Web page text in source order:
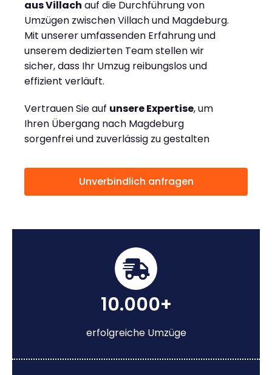
aus Villach auf die Durchführung von
Umzügen zwischen Villach und Magdeburg.
Mit unserer umfassenden Erfahrung und
unserem dedizierten Team stellen wir
sicher, dass Ihr Umzug reibungslos und
effizient verläuft.
Vertrauen Sie auf unsere Expertise, um
Ihren Übergang nach Magdeburg
sorgenfrei und zuverlässig zu gestalten
Unverbindlich anfragen
10.000+
erfolgreiche Umzüge